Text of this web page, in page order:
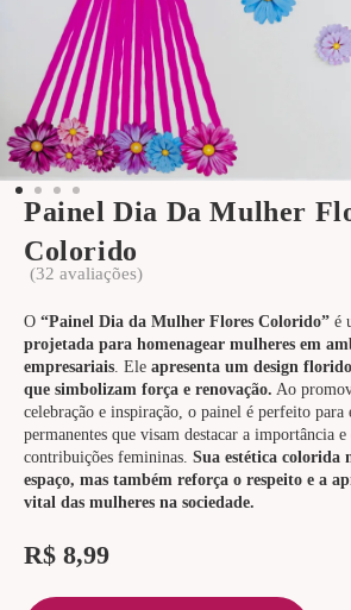
Painel Dia Da Mulher
Colorido
(32 avaliações)
O “Painel Dia da Mulher Flores Colorido” é
projetada para homenagear mulheres em
empresariais. Ele apresenta um design
que simbolizam força e renovação. Ao
celebração e inspiração, o painel é perfeito para
permanentes que visam destacar a importância
contribuições femininas. Sua estética colorida
espaço, mas também reforça o respeito e a
vital das mulheres na sociedade.
R$ 8,99